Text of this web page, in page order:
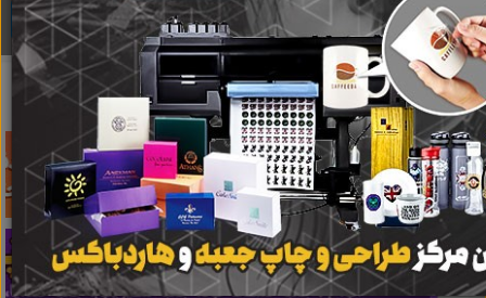
دانلود
تبلیغ شو بیمه ارزان نتایج جستجو برای برچسببیمه ارزان